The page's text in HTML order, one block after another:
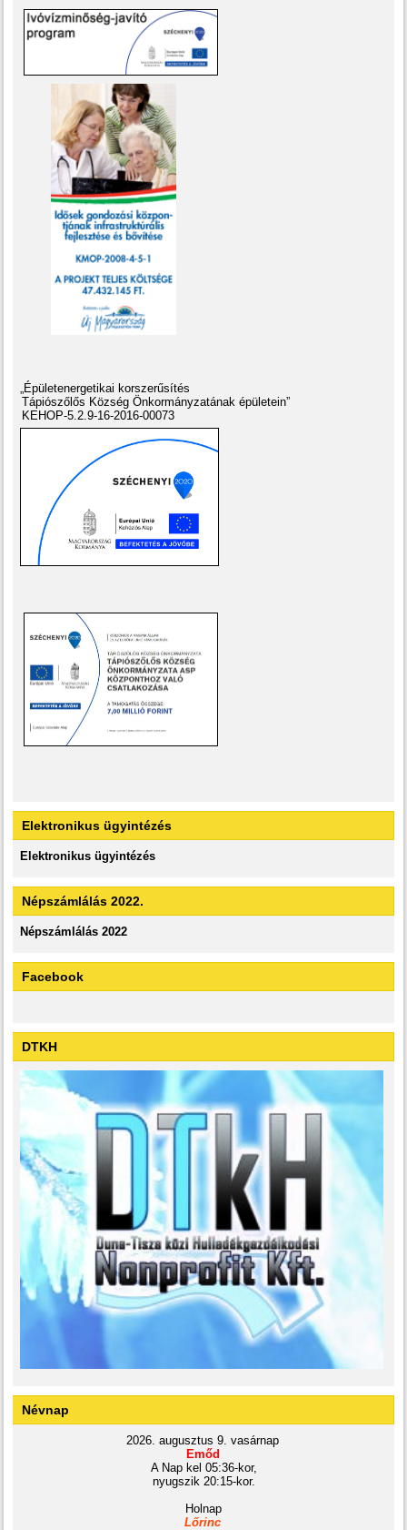
„Épületenergetikai korszerűsítés
Tápiószőlős Község Önkormányzatának épületein”
KEHOP-5.2.9-16-2016-00073
Elektronikus ügyintézés
Elektronikus ügyintézés
Népszámlálás 2022.
Népszámlálás 2022
Facebook
DTKH
Névnap
2026. augusztus 9. vasárnap
Emőd
A Nap kel 05:36-kor,
nyugszik 20:15-kor.
Holnap
Lőrinc